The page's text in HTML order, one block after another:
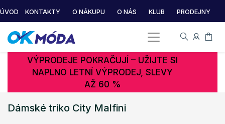
ÚVOD KONTAKTY O NÁKUPU O NÁS KLUB PRODEJNY
VÝPRODEJE POKRAČUJÍ – UŽIJTE SI
NAPLNO LETNÍ VÝPRODEJ, SLEVY
AŽ 60 %
Dámské triko City Malfini